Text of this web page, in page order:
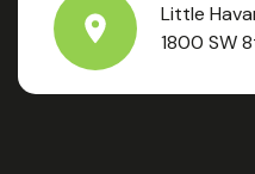
Little
1800 SW